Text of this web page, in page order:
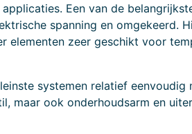
Een van de
spanning en omgekeerd.
zeer geschikt voor
systemen relatief eenvoudig
maar ook onderhoudsarm en